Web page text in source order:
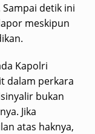
detik ini
meskipun
Kapolri
dalam perkara
bukan
Jika
atas haknya,